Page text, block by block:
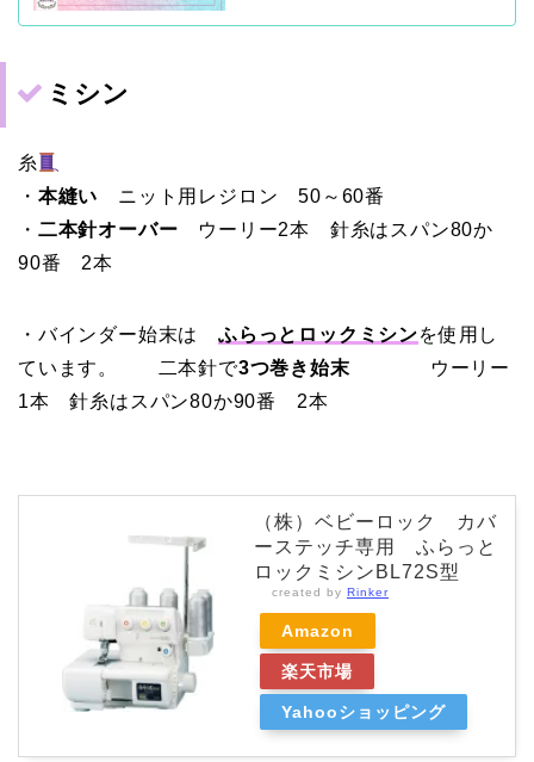
ミシン
糸
・ 本縫い ニット用レジロン 50～60番
・ 二本針オーバー ウーリー2本 針糸はスパン80か
90番 2本
・バインダー始末は ふらっとロックミシンを使用し
ています。 二本針で3つ巻き始末 ウーリー
1本 針糸はスパン80か90番 2本
（株）ベビーロック カバ
ーステッチ専用 ふらっと
ロックミシンBL72S型
created by Rinker
Amazon
楽天市場
Yahooショッピング